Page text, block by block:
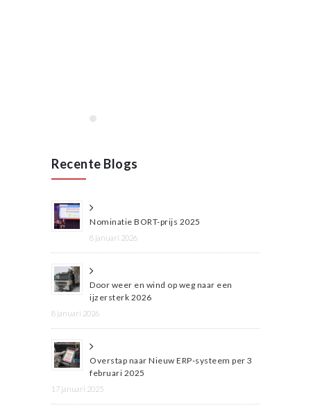
Recente Blogs
Nominatie BORT-prijs 2025
8 januari 2026
Door weer en wind op weg naar een
ijzersterk 2026
8 januari 2026
Overstap naar Nieuw ERP-systeem per 3
februari 2025
17 januari 2025